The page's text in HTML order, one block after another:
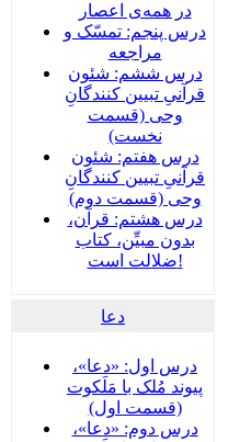
در همه‌ی اعصار
درس پنجم: تمسّک و
مراجعه
درس ششم: شئون
قرآنیِ تبیین کنندگانِ
وحی (قسمت
نخست)
درس هفتم: شئون
قرآنیِ تبیین کنندگانِ
وحی (قسمت دوم)
درس هشتم: قرآن،
بدون مبیِّن، کتاب
ضلالت است!
دعا
درس اول: «دعا»،
پیوند مُلک با مَلَکوت
(قسمت اول)
درس دوم: «دعا»،